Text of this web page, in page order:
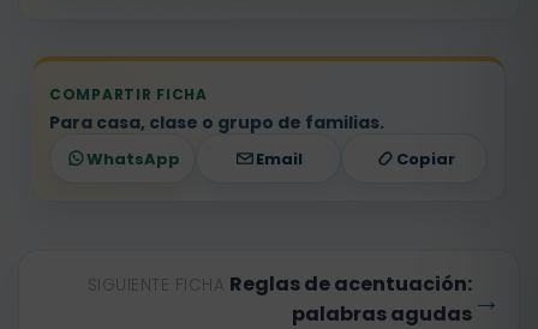
COMPARTIR FICHA
Para casa, clase o grupo de familias.
WhatsApp Email Copiar
SIGUIENTE FICHA Reglas de acentuación:
palabras agudas →